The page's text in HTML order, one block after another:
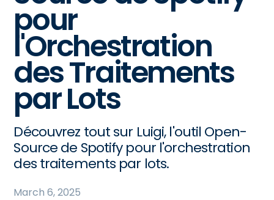
pour
l'Orchestration
des Traitements
par Lots
Découvrez tout sur Luigi, l'outil Open-
Source de Spotify pour l'orchestration
des traitements par lots.
March 6, 2025